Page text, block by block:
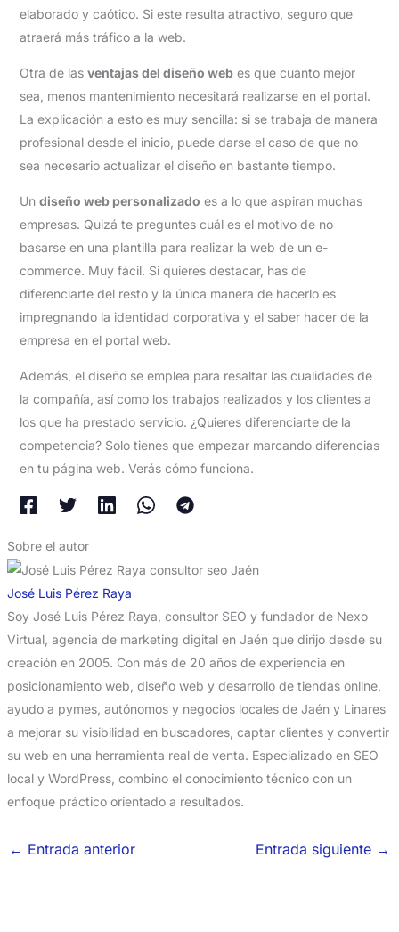
elaborado y caótico. Si este resulta atractivo, seguro que
atraerá más tráfico a la web.
Otra de las ventajas del diseño webes que cuanto mejor
sea, menos mantenimiento necesitará realizarse en el portal.
La explicación a esto es muy sencilla: si se trabaja de manera
profesional desde el inicio, puede darse el caso de que no
sea necesario actualizar el diseño en bastante tiempo.
Un diseño web personalizado es a lo que aspiran muchas
empresas. Quizá te preguntes cuál es el motivo de no
basarse en una plantilla para realizar la web de un e-
commerce. Muy fácil. Si quieres destacar, has de
diferenciarte del resto y la única manera de hacerlo es
impregnando la identidad corporativa y el saber hacer de la
empresa en el portal web.
Además, el diseño se emplea para resaltar las cualidades de
la compañía, así como los trabajos realizados y los clientes a
los que ha prestado servicio. ¿Quieres diferenciarte de la
competencia? Solo tienes que empezar marcando diferencias
en tu página web. Verás cómo funciona.
Sobre el autor
José Luis Pérez Raya
Soy José Luis Pérez Raya, consultor SEO y fundador de Nexo
Virtual, agencia de marketing digital en Jaén que dirijo desde su
creación en 2005. Con más de 20 años de experiencia en
posicionamiento web, diseño web y desarrollo de tiendas online,
ayudo a pymes, autónomos y negocios locales de Jaén y Linares
a mejorar su visibilidad en buscadores, captar clientes y convertir
su web en una herramienta real de venta. Especializado en SEO
local y WordPress, combino el conocimiento técnico con un
enfoque práctico orientado a resultados.
← Entrada anterior Entrada siguiente →